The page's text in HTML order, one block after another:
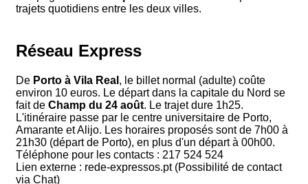
trajets quotidiens entre les deux villes.
Réseau Express
De Porto à Vila Real , le billet normal (adulte) coûte
environ 10 euros. Le départ dans la capitale du Nord se
fait de Champ du 24 août. Le trajet dure 1h25.
L'itinéraire passe par le centre universitaire de Porto,
Amarante et Alijo. Les horaires proposés sont de 7h00 à
21h30 (départ de Porto), en plus d'un départ à 00h00.
Téléphone pour les contacts : 217 524 524
Lien externe : rede-expressos.pt (Possibilité de contact
via Chat)